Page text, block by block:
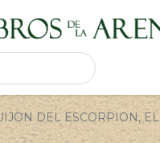
DEL ESCORPION, EL